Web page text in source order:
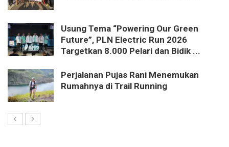
Usung Tema “Powering Our Green
Future”, PLN Electric Run 2026
Targetkan 8.000 Pelari dan Bidik ...
Perjalanan Pujas Rani Menemukan
Rumahnya di Trail Running